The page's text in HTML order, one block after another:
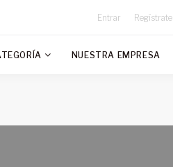
Entrar Regístrate
NUESTRA EMPRESA